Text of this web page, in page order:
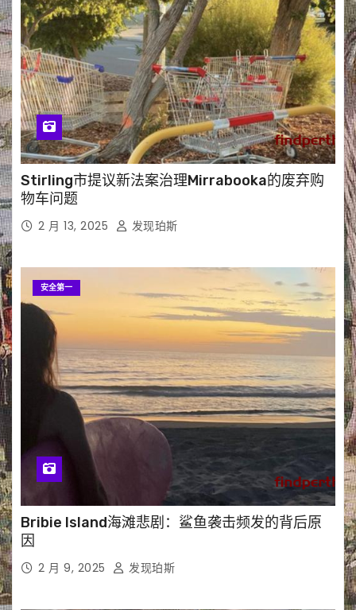
Stirling市提议新法案治理Mirrabooka的废弃购
物车问题
2 月 13, 2025 发现珀斯
安全第一
Bribie Island海滩悲剧：鲨鱼袭击频发的背后原
因
2 月 9, 2025 发现珀斯